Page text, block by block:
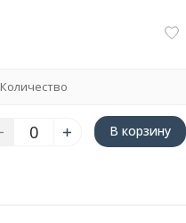
Количество
В корзину